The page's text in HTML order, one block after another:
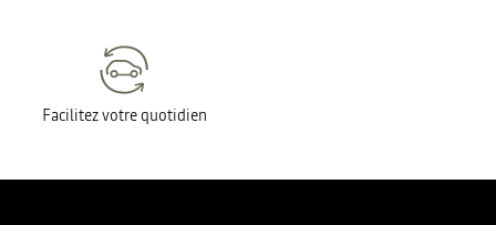
Facilitez votre quotidien